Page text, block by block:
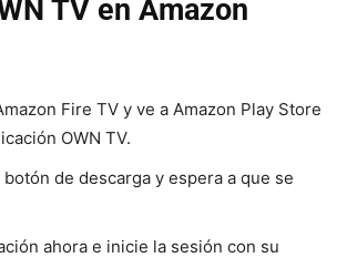
TV en Amazon
Fire TV y ve a Amazon Play Store
OWN TV.
de descarga y espera a que se
ahora e inicie la sesión con su